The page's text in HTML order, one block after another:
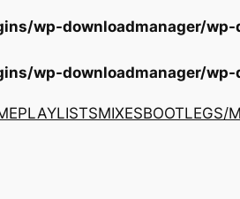
wp-downloadmanager/wp-
wp-downloadmanager/wp-
PLAYLISTSMIXESBOOTLEGS/